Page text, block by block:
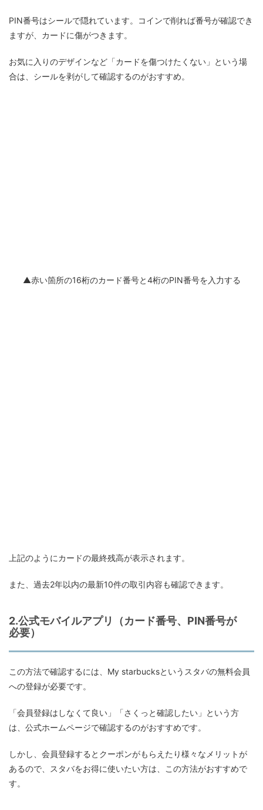
PIN番号はシールで隠れています。コインで削れば番号が確認でき
ますが、カードに傷がつきます。
お気に入りのデザインなど「カードを傷つけたくない」という場
合は、シールを剥がして確認するのがおすすめ。
▲赤い箇所の16桁のカード番号と4桁のPIN番号を入力する
上記のようにカードの最終残高が表示されます。
また、過去2年以内の最新10件の取引内容も確認できます。
2.公式モバイルアプリ（カード番号、PIN番号が
必要）
この方法で確認するには、My starbucksというスタバの無料会員
への登録が必要です。
「会員登録はしなくて良い」「さくっと確認したい」という方
は、公式ホームページで確認するのがおすすめです。
しかし、会員登録するとクーポンがもらえたり様々なメリットが
あるので、スタバをお得に使いたい方は、この方法がおすすめで
す。